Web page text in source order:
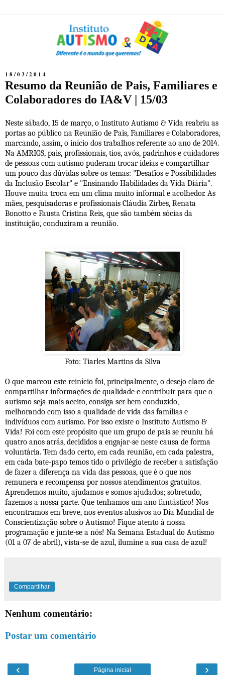
18/03/2014
Resumo da Reunião de Pais, Familiares e
Colaboradores do IA&V | 15/03
Neste sábado, 15 de março, o Instituto Autismo & Vida reabriu as
portas ao público na Reunião de Pais, Familiares e Colaboradores,
marcando, assim, o início dos trabalhos referente ao ano de 2014.
Na AMRIGS, pais, profissionais, tios, avós, padrinhos e cuidadores
de pessoas com autismo puderam trocar ideias e compartilhar
um pouco das dúvidas sobre os temas: "Desafios e Possibilidades
da Inclusão Escolar" e "Ensinando Habilidades da Vida Diária".
Houve muita troca em um clima muito informal e acolhedor. As
mães, pesquisadoras e profissionais Cláudia Zirbes, Renata
Bonotto e Fausta Cristina Reis, que são também sócias da
instituição, conduziram a reunião.
Foto: Tiarles Martins da Silva
O que marcou este reinício foi, principalmente, o desejo claro de
compartilhar informações de qualidade e contribuir para que o
autismo seja mais aceito, consiga ser bem conduzido,
melhorando com isso a qualidade de vida das famílias e
indivíduos com autismo. Por isso existe o Instituto Autismo &
Vida! Foi com este propósito que um grupo de pais se reuniu há
quatro anos atrás, decididos a engajar-se neste causa de forma
voluntária. Tem dado certo, em cada reunião, em cada palestra,
em cada bate-papo temos tido o privilégio de receber a satisfação
de fazer a diferença na vida das pessoas, que é o que nos
remunera e recompensa por nossos atendimentos gratuitos.
Aprendemos muito, ajudamos e somos ajudados; sobretudo,
fazemos a nossa parte. Que tenhamos um ano fantástico! Nos
encontramos em breve, nos eventos alusivos ao Dia Mundial de
Conscientização sobre o Autismo! Fique atento à nossa
programação e junte-se a nós! Na Semana Estadual do Autismo
(01 a 07 de abril), vista-se de azul, ilumine a sua casa de azul!
Compartilhar
Nenhum comentário:
Postar um comentário
‹ ›
Página inicial